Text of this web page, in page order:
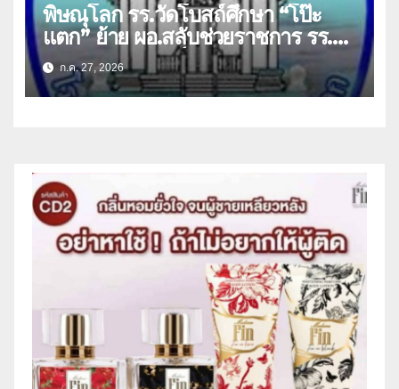
พิษณุโลก รร.วัดโบสถ์ศึกษา “โป๊ะ
แตก” ย้าย ผอ.สลับช่วยราชการ รร.
ประชาสงเคราะห์วิทยา
ก.ค. 27, 2026